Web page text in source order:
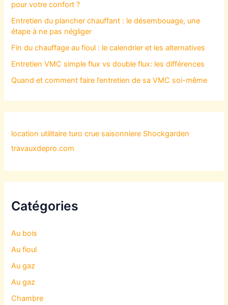
pour votre confort ?
Entretien du plancher chauffant : le désembouage, une
étape à ne pas négliger
Fin du chauffage au fioul : le calendrier et les alternatives
Entretien VMC simple flux vs double flux: les différences
Quand et comment faire l’entretien de sa VMC soi-même
location utilitaire turo crue saisonniere Shockgarden
travauxdepro.com
Catégories
Au bois
Au fioul
Au gaz
Au gaz
Chambre